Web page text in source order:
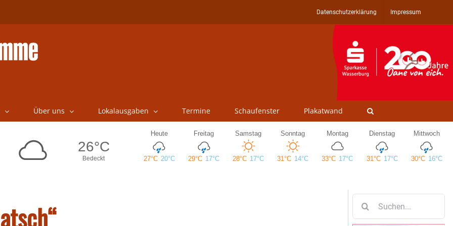
Datenschutzerklärung Impressum
Über uns Lokalausgaben Termine Schaufenster Plakatwand
nach: